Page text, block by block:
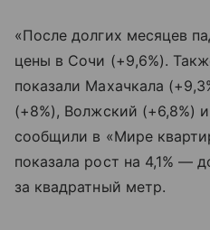
«После долгих месяцев
цены в Сочи (+9,6%).
показали Махачкала
(+8%), Волжский (+6,8%)
сообщили в «Мире
показала рост на 4,1% —
за квадратный метр.